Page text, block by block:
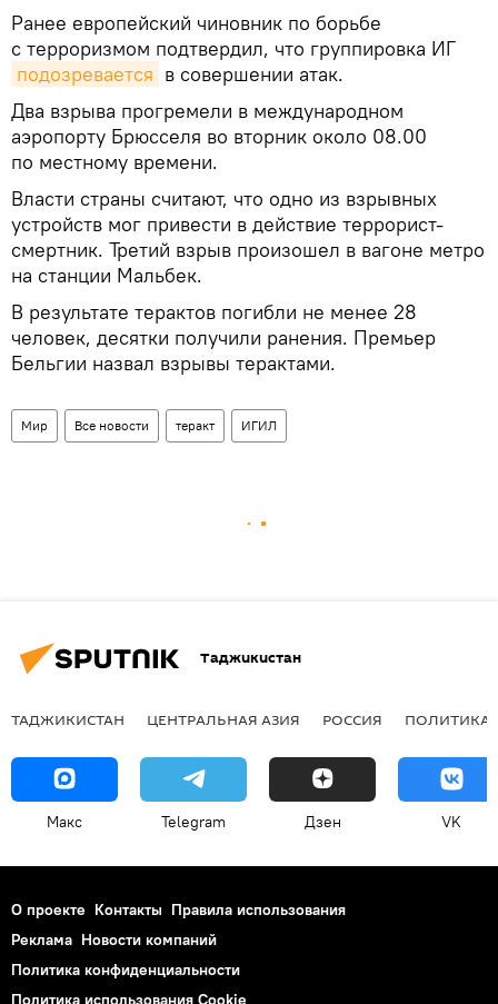
Ранее европейский чиновник по борьбе
с терроризмом подтвердил, что группировка ИГ
подозревается в совершении атак.
Два взрыва прогремели в международном
аэропорту Брюсселя во вторник около 08.00
по местному времени.
Власти страны считают, что одно из взрывных
устройств мог привести в действие террорист-
смертник. Третий взрыв произошел в вагоне метро
на станции Мальбек.
В результате терактов погибли не менее 28
человек, десятки получили ранения. Премьер
Бельгии назвал взрывы терактами.
Мир Все новости теракт ИГИЛ
Таджикистан
ТАДЖИКИСТАН ЦЕНТРАЛЬНАЯ АЗИЯ РОССИЯ ПОЛИТИКА
Макс Telegram Дзен VK
О проекте Контакты Правила использования
Реклама Новости компаний
Политика конфиденциальности
Политика использования Cookie